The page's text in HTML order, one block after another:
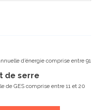
d’énergie comprise entre 91
de serre
de GES comprise entre 11 et 20